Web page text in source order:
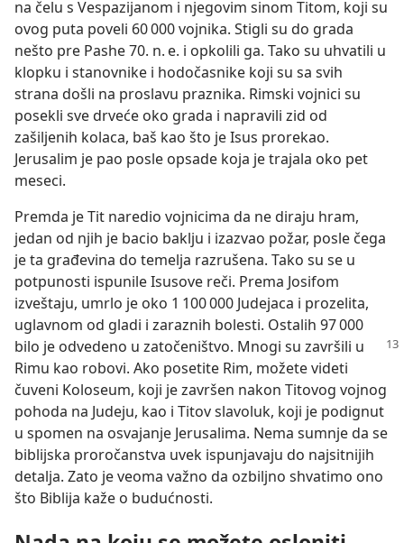
na čelu s Vespazijanom i njegovim sinom Titom, koji su
ovog puta poveli 60 000 vojnika. Stigli su do grada
nešto pre Pashe 70. n. e. i opkolili ga. Tako su uhvatili u
klopku i stanovnike i hodočasnike koji su sa svih
strana došli na proslavu praznika. Rimski vojnici su
posekli sve drveće oko grada i napravili zid od
zašiljenih kolaca, baš kao što je Isus prorekao.
Jerusalim je pao posle opsade koja je trajala oko pet
meseci.
Premda je Tit naredio vojnicima da ne diraju hram,
jedan od njih je bacio baklju i izazvao požar, posle čega
je ta građevina do temelja razrušena. Tako su se u
potpunosti ispunile Isusove reči. Prema Josifom
izveštaju, umrlo je oko 1 100 000 Judejaca i prozelita,
uglavnom od gladi i zaraznih bolesti. Ostalih 97 000
bilo je odvedeno u zatočeništvo. Mnogi su završili u
Rimu kao robovi. Ako posetite Rim, možete videti
čuveni Koloseum, koji je završen nakon Titovog vojnog
pohoda na Judeju, kao i Titov slavoluk, koji je podignut
u spomen na osvajanje Jerusalima. Nema sumnje da se
biblijska proročanstva uvek ispunjavaju do najsitnijih
detalja. Zato je veoma važno da ozbiljno shvatimo ono
što Biblija kaže o budućnosti.